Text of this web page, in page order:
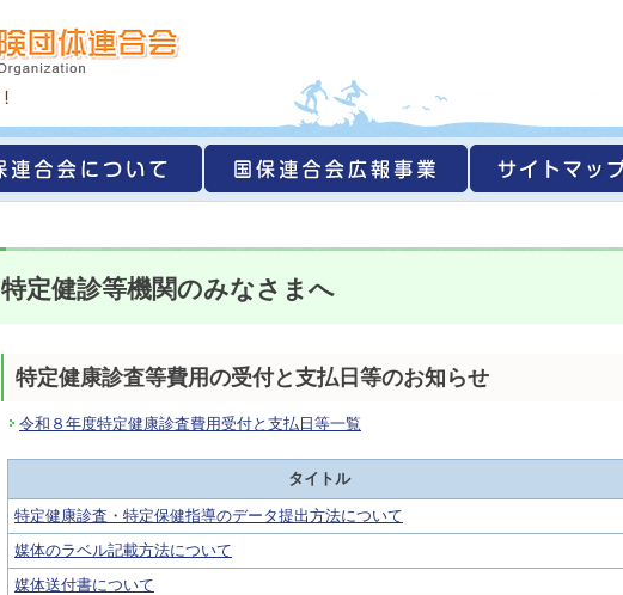
特定健診等機関のみなさまへ
特定健康診査等費用の受付と支払日等のお知らせ
令和８年度特定健康診査費用受付と支払日等一覧
タイトル
特定健康診査・特定保健指導のデータ提出方法について
媒体のラベル記載方法について
媒体送付書について